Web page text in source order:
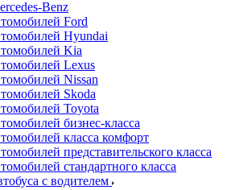
Benz
Ford
Hyundai
Kia
Lexus
Nissan
Skoda
Toyota
бизнес-класса
класса комфорт
представительского класса
стандартного класса
с водителем